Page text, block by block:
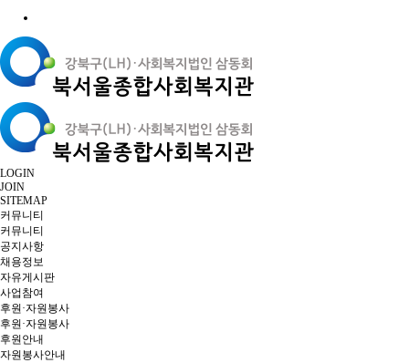
LOGIN
JOIN
SITEMAP
커뮤니티
커뮤니티
공지사항
채용정보
자유게시판
사업참여
후원·자원봉사
후원·자원봉사
후원안내
자원봉사안내